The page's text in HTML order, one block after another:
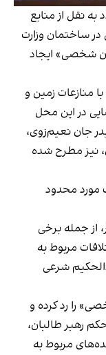
نقل از منابع
ساختمان وزارت
شخصی» ایجاد
منازعات زمین و
در این محل
جان نعیم‌زوی،
نیز مطرح شده
مورد محدود
از جمله برخی
مربوط به
شرعی
را رد کرده و
رهبر طالبان،
مربوط به